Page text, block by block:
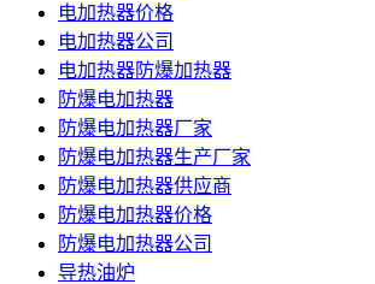
电加热器价格
电加热器公司
电加热器防爆加热器
防爆电加热器
防爆电加热器厂家
防爆电加热器生产厂家
防爆电加热器供应商
防爆电加热器价格
防爆电加热器公司
导热油炉